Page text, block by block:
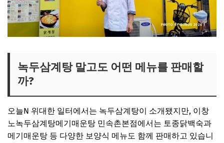
녹두삼계탕 말고도 어떤 메뉴를 판매할
까?
오늘N 위대한 일터에서는 녹두삼계탕이 소개됐지만, 이창
노녹두삼계탕메기매운탕 민속촌본점에서는 토종닭백숙과
메기매운탕 등 다양한 보양식 메뉴도 함께 판매하고 있습니